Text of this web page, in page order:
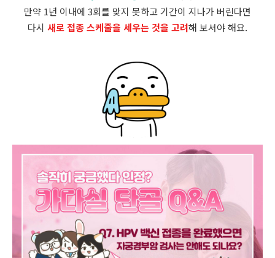
만약 1년 이내에 3회를 맞지 못하고 기간이 지나가 버린다면
다시 새로 접종 스케줄을 세우는 것을 고려해 보셔야 해요.